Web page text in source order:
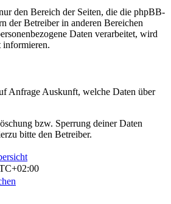
den Bereich der Seiten, die die phpBB-
der Betreiber in anderen Bereichen
Daten verarbeitet, wird
informieren.
Anfrage Auskunft, welche Daten über
bzw. Sperrung deiner Daten
bitte den Betreiber.